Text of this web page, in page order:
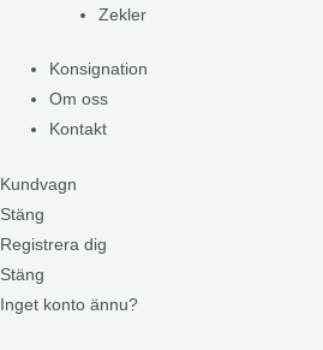
Zekler
Konsignation
Om oss
Kontakt
Kundvagn
Stäng
Registrera dig
Stäng
Inget konto ännu?